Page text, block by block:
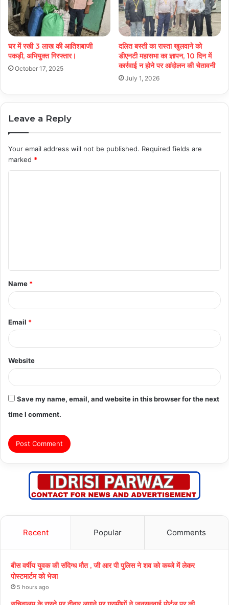
घर में रखी 3 लाख की आतिशबाजी
पकड़ी, अभियुक्त गिरफ्तार।
October 17, 2025
दलित बस्ती का रास्ता खुलवाने को
डीएनटी महासभा का ज्ञापन, 10 दिन में
कार्रवाई न होने पर आंदोलन की चेतावनी
July 1, 2026
Leave a Reply
Your email address will not be published. Required fields are
marked *
t
*
Name *
Email *
Website
Save my name, email, and website in this browser for the next
time I comment.
Recent Popular Comments
बीस वर्षीय युवक की संदिग्ध मौत , जी आर पी पुलिस ने शव को कब्जे में लेकर
पोस्टमार्टम को भेजा
5 hours ago